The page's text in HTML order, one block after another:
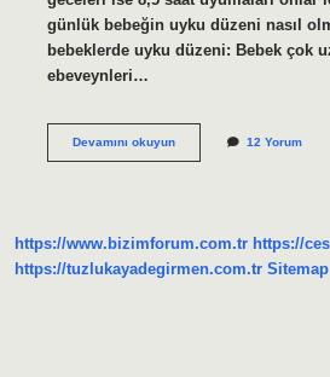
günlük bebeğin uyku düzeni nasıl
bebeklerde uyku düzeni: Bebek çok
ebeveynleri…
Devamını okuyun1
Anlarız
12 Yorum
https://www.bizimforum.com.tr https://
https://tuzlukayadegirmen.com.tr Sitemap